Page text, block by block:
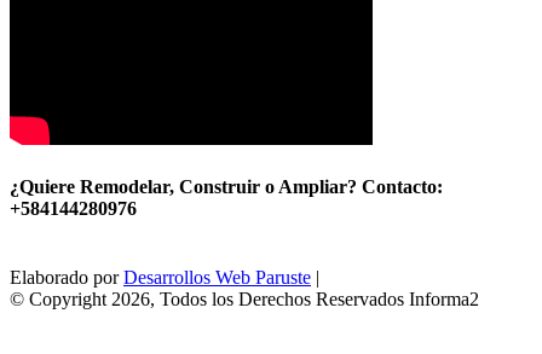
¿Quiere Remodelar, Construir o Ampliar? Contacto:
+584144280976
Elaborado porDesarrollos Web Paruste |
© Copyright 2026, Todos los Derechos Reservados Informa2